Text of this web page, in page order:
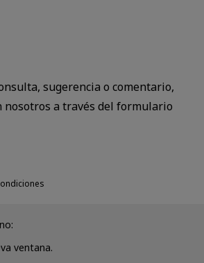
sugerencia o comentario,
nosotros a través del formulario
ventana.